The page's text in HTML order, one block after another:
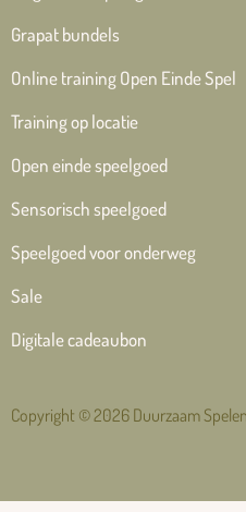
Grapat bundels
Online training Open Einde Spel
Training op locatie
Open einde speelgoed
Sensorisch speelgoed
Speelgoed voor onderweg
Sale
Digitale cadeaubon
Copyright © 2026 Duurzaam Spelen